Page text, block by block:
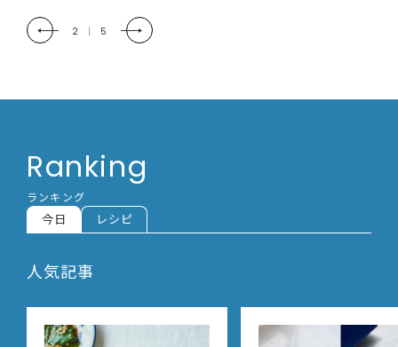
2 | 5
Ranking
ランキング
今日 レシピ
人気記事